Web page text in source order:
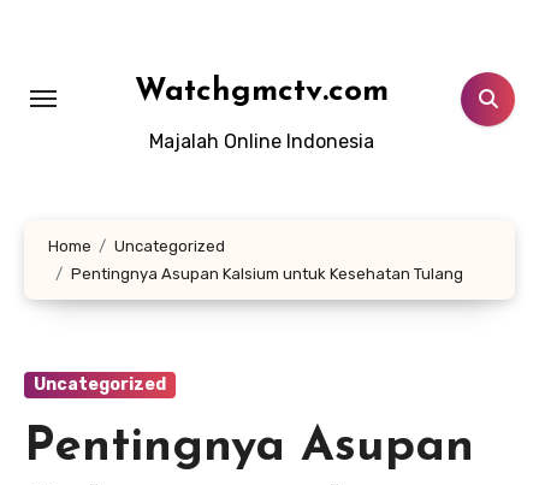
Watchgmctv.com
Majalah Online Indonesia
Home
Uncategorized
Pentingnya Asupan Kalsium untuk Kesehatan Tulang
Uncategorized
Pentingnya Asupan